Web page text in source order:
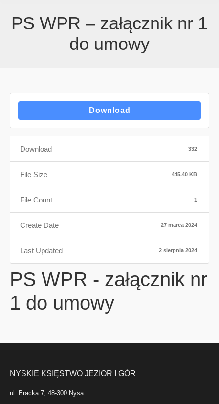
PS WPR – załącznik nr 1
do umowy
Download
Download 332
File Size 445.40 KB
File Count 1
Create Date 27 marca 2024
Last Updated 2 sierpnia 2024
PS WPR - załącznik nr
1 do umowy
NYSKIE KSIĘSTWO JEZIOR I GÓR
ul. Bracka 7, 48-300 Nysa